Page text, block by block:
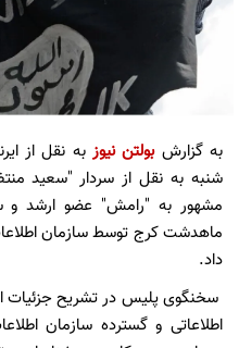
به گزارش بولتن نیوزبه نقل از
شنبه به نقل از سردار "سعید
مشهور به "رامش" عضو ارشد و
ماهدشت کرج توسط سازمان
داد.
سخنگوی پلیس در تشریح جزئیات
اطلاعاتی و گسترده سازمان